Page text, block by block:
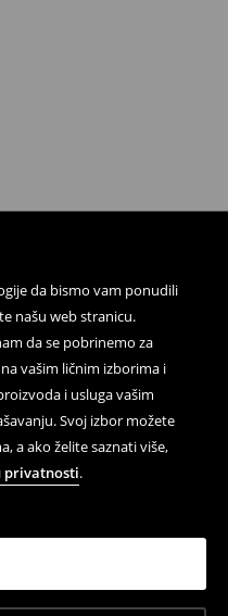
da bismo vam ponudili
našu web stranicu.
da se pobrinemo za
vašim ličnim izborima i
i usluga vašim
Svoj izbor možete
a ako želite saznati više,
privatnosti.